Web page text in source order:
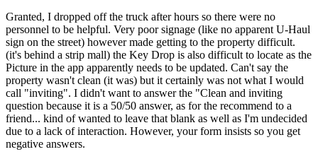
Granted, I dropped off the truck after hours so there were no
personnel to be helpful. Very poor signage (like no apparent U-Haul
sign on the street) however made getting to the property difficult.
(it's behind a strip mall) the Key Drop is also difficult to locate as the
Picture in the app apparently needs to be updated. Can't say the
property wasn't clean (it was) but it certainly was not what I would
call "inviting". I didn't want to answer the "Clean and inviting
question because it is a 50/50 answer, as for the recommend to a
friend... kind of wanted to leave that blank as well as I'm undecided
due to a lack of interaction. However, your form insists so you get
negative answers.